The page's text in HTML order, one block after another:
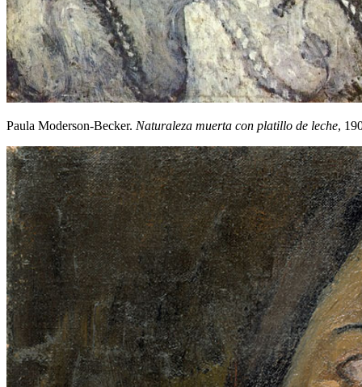
Paula Moderson-Becker. Naturaleza muerta con platillo de leche,